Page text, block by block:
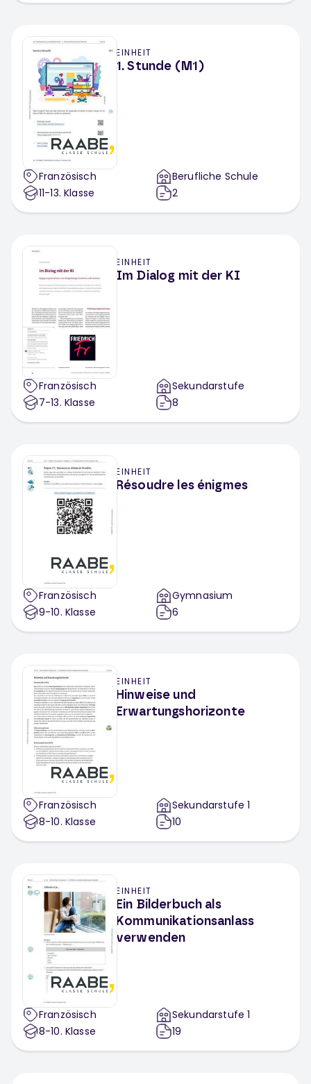
EINHEIT
1. Stunde (M1)
Französisch
11-13. Klasse
Berufliche Schule
2
EINHEIT
Im Dialog mit der KI
Französisch
7-13. Klasse
Sekundarstufe
8
EINHEIT
Résoudre les énigmes
Französisch
9-10. Klasse
Gymnasium
6
EINHEIT
Hinweise und
Erwartungshorizonte
Französisch
8-10. Klasse
Sekundarstufe 1
10
EINHEIT
Ein Bilderbuch als
Kommunikationsanlass
verwenden
Französisch
8-10. Klasse
Sekundarstufe 1
19